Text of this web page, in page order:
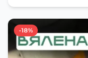
-18%